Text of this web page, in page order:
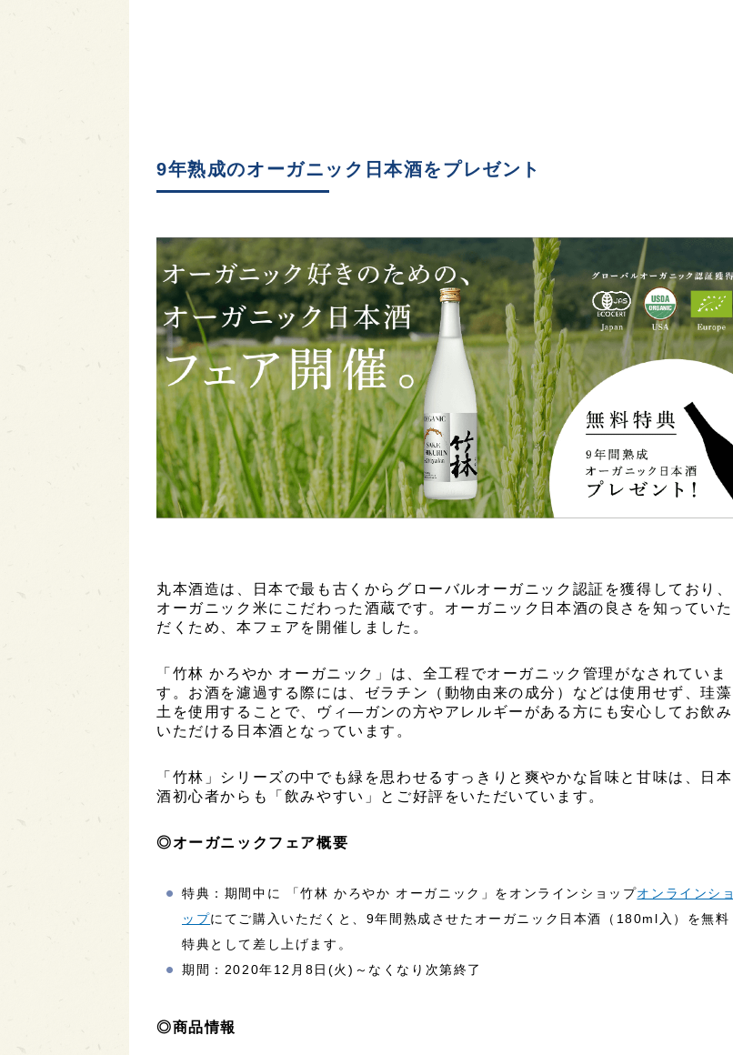
9年熟成のオーガニック日本酒をプレゼント
丸本酒造は、日本で最も古くからグローバルオーガニック認証を獲得しており、
オーガニック米にこだわった酒蔵です。オーガニック日本酒の良さを知っていた
だくため、本フェアを開催しました。
「竹林 かろやか オーガニック」は、全工程でオーガニック管理がなされていま
す。お酒を濾過する際には、ゼラチン（動物由来の成分）などは使用せず、珪藻
土を使用することで、ヴィ―ガンの方やアレルギーがある方にも安心してお飲み
いただける日本酒となっています。
「竹林」シリーズの中でも緑を思わせるすっきりと爽やかな旨味と甘味は、日本
酒初心者からも「飲みやすい」とご好評をいただいています。
◎オーガニックフェア概要
特典：期間中に 「竹林 かろやか オーガニック」をオンラインショップオンラインショ
ップにてご購入いただくと、9年間熟成させたオーガニック日本酒（180ml入）を無料
特典として差し上げます。
期間：2020年12月8日(火)～なくなり次第終了
◎商品情報